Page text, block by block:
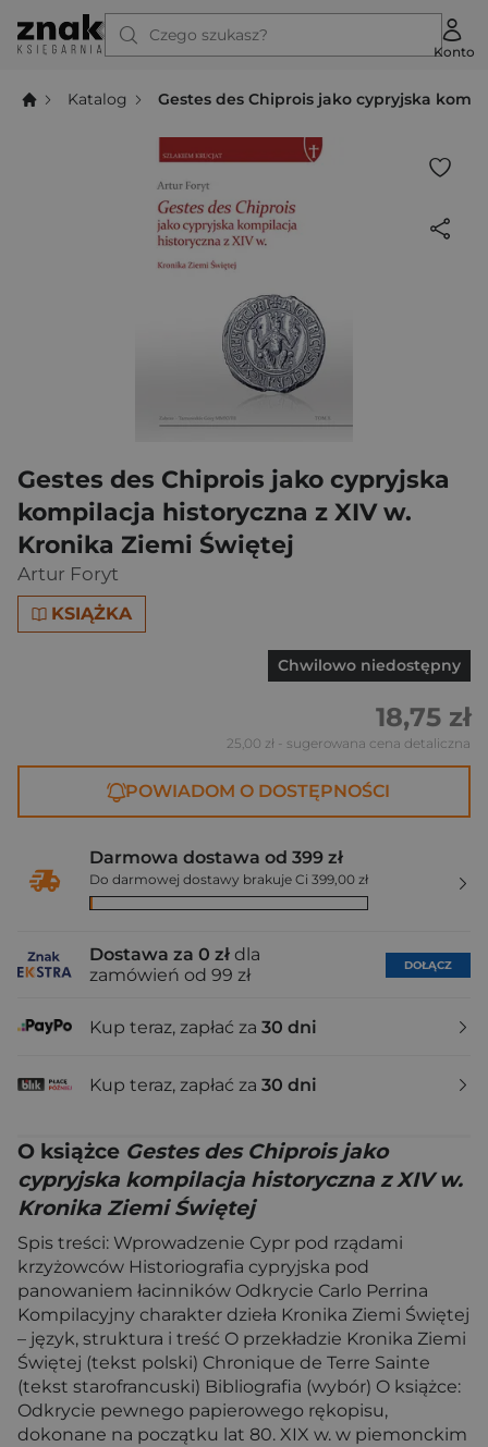
Czego szukasz?
Konto
Katalog Gestes des Chiprois jako cypryjska
Gestes des Chiprois jako cypryjska
kompilacja historyczna z XIV w.
Kronika Ziemi Świętej
Artur Foryt
KSIĄŻKA
Chwilowo niedostępny
18,75 zł
25,00 zł - sugerowana cena detaliczna
POWIADOM O DOSTĘPNOŚCI
Darmowa dostawa od 399 zł
Do darmowej dostawy brakuje Ci 399,00 zł
Dostawa za 0 zł dla
zamówień od 99 zł
DOŁĄCZ
Kup teraz, zapłać za 30 dni
Kup teraz, zapłać za 30 dni
O książce Gestes des Chiprois jako
cypryjska kompilacja historyczna z XIV w.
Kronika Ziemi Świętej
Spis treści: Wprowadzenie Cypr pod rządami
krzyżowców Historiografia cypryjska pod
panowaniem łacinników Odkrycie Carlo Perrina
Kompilacyjny charakter dzieła Kronika Ziemi Świętej
– język, struktura i treść O przekładzie Kronika Ziemi
Świętej (tekst polski) Chronique de Terre Sainte
(tekst starofrancuski) Bibliografia (wybór) O książce:
Odkrycie pewnego papierowego rękopisu,
dokonane na początku lat 80. XIX w. w piemonckim